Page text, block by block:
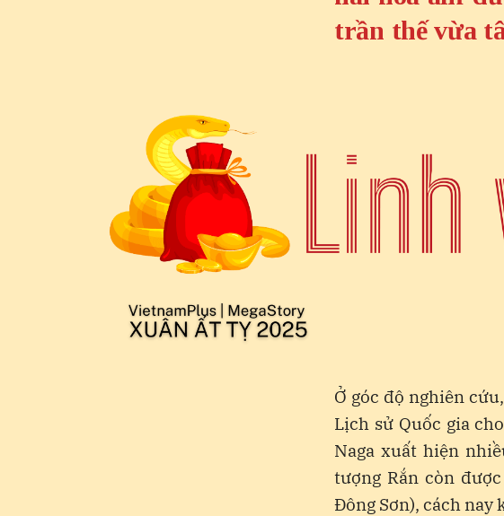
trần thế vừa
Ở góc độ nghiên
Lịch sử Quốc gia
Naga xuất hiện
tượng Rắn còn
Đông Sơn), cách nay